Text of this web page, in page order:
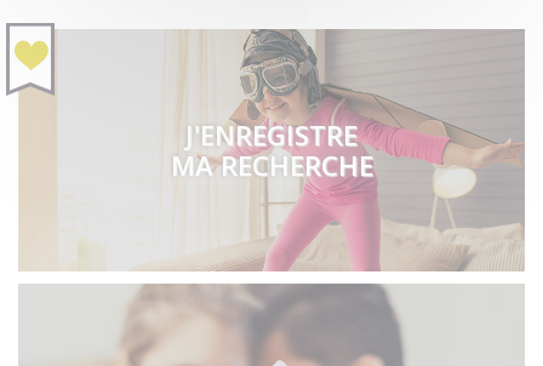
J'ENREGISTRE
MA RECHERCHE